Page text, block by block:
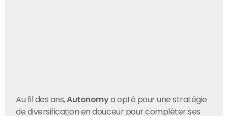
Au fil des ans, Autonomya opté pour une stratégie
de diversification en douceur pour compléter ses